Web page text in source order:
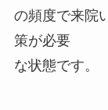
の頻度で来院
策が必要
な状態です。